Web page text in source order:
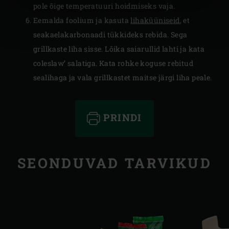
pole õige temperatuuri hoidmiseks vaja.
Eemalda foolium ja kasutalihaküüniseid, et
seakaelakarbonaadi tükkideks rebida. Sega
grillkaste liha sisse. Lõika saiarullid lahti ja kata
coleslaw’ salatiga. Kata rohke koguse rebitud
sealihaga ja vala grillkastet maitse järgi liha peale.
PRINDI
SEONDUVAD TARVIKUD